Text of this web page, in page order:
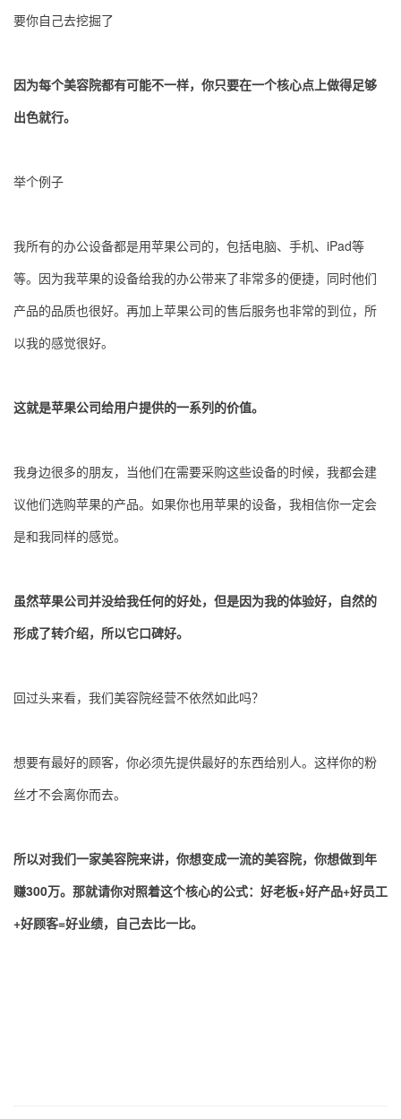
要你自己去挖掘了
因为每个美容院都有可能不一样，你只要在一个核心点上做得足够
出色就行。
举个例子
我所有的办公设备都是用苹果公司的，包括电脑、手机、iPad等
等。因为我苹果的设备给我的办公带来了非常多的便捷，同时他们
产品的品质也很好。再加上苹果公司的售后服务也非常的到位，所
以我的感觉很好。
这就是苹果公司给用户提供的一系列的价值。
我身边很多的朋友，当他们在需要采购这些设备的时候，我都会建
议他们选购苹果的产品。如果你也用苹果的设备，我相信你一定会
是和我同样的感觉。
虽然苹果公司并没给我任何的好处，但是因为我的体验好，自然的
形成了转介绍，所以它口碑好。
回过头来看，我们美容院经营不依然如此吗？
想要有最好的顾客，你必须先提供最好的东西给别人。这样你的粉
丝才不会离你而去。
所以对我们一家美容院来讲，你想变成一流的美容院，你想做到年
赚300万。那就请你对照着这个核心的公式：好老板+好产品+好员工
+好顾客=好业绩，自己去比一比。